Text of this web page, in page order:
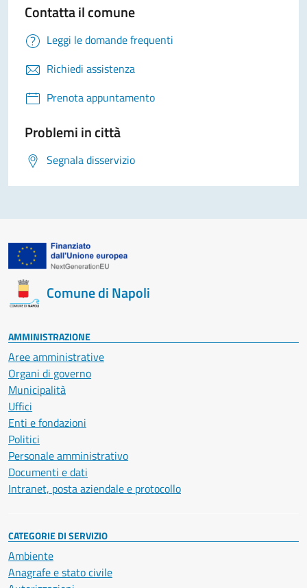
Contatta il comune
Leggi le domande frequenti
Richiedi assistenza
Prenota appuntamento
Problemi in città
Segnala disservizio
Comune di Napoli
AMMINISTRAZIONE
Aree amministrative
Organi di governo
Municipalità
Uffici
Enti e fondazioni
Politici
Personale amministrativo
Documenti e dati
Intranet, posta aziendale e protocollo
CATEGORIE DI SERVIZIO
Ambiente
Anagrafe e stato civile